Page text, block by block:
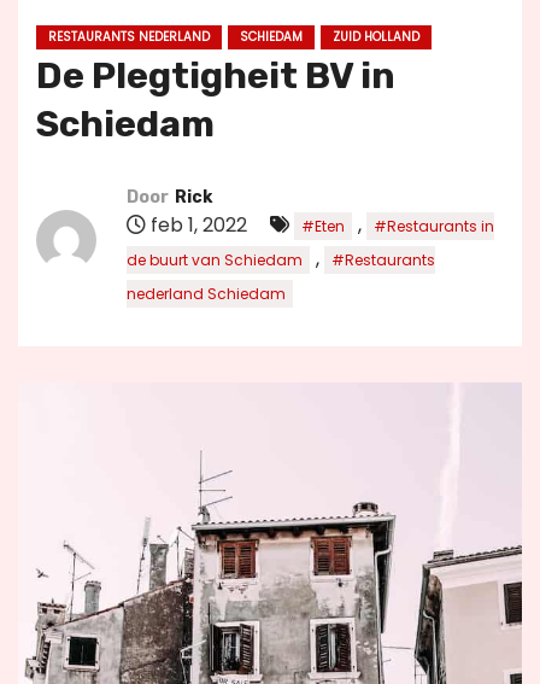
RESTAURANTS NEDERLAND SCHIEDAM ZUID HOLLAND
De Plegtigheit BV in
Schiedam
Door Rick
feb 1, 2022 #Eten ,
#Restaurants in
de buurt van Schiedam
,
#Restaurants
nederland Schiedam